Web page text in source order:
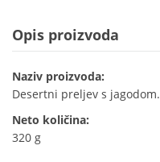
Opis proizvoda
Naziv proizvoda:
Desertni preljev s jagodom.
Neto količina:
320 g